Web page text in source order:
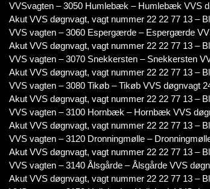
VVSvagten – 3050 Humlebæk – Humlebæk VVS
Akut VVS døgnvagt, vagt nummer 22 22 77 13 –
VVS vagten – 3060 Espergærde – Espergærde
Akut VVS døgnvagt, vagt nummer 22 22 77 13 –
VVS vagten – 3070 Snekkersten – Snekkersten
Akut VVS døgnvagt, vagt nummer 22 22 77 13 –
VVS vagten – 3080 Tikøb – Tikøb VVS døgnvagt
Akut VVS døgnvagt, vagt nummer 22 22 77 13 –
VVS vagten – 3100 Hornbæk – Hornbæk VVS
Akut VVS døgnvagt, vagt nummer 22 22 77 13 –
VVS vagten – 3120 Dronningmølle –
Akut VVS døgnvagt, vagt nummer 22 22 77 13 –
VVS vagten – 3140 Ålsgårde – Ålsgårde VVS
Akut VVS døgnvagt, vagt nummer 22 22 77 13 –